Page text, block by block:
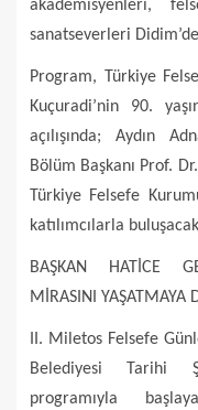
akademisyenleri,
sanatseverleri
Program, Türkiye
Kuçuradi’nin 90.
açılışında; Aydın
Bölüm Başkanı Prof.
Türkiye Felsefe
katılımcılarla
BAŞKAN HATİCE
MİRASINI YAŞATMAYA
II. Miletos Felsefe
Belediyesi Tarihi
programıyla